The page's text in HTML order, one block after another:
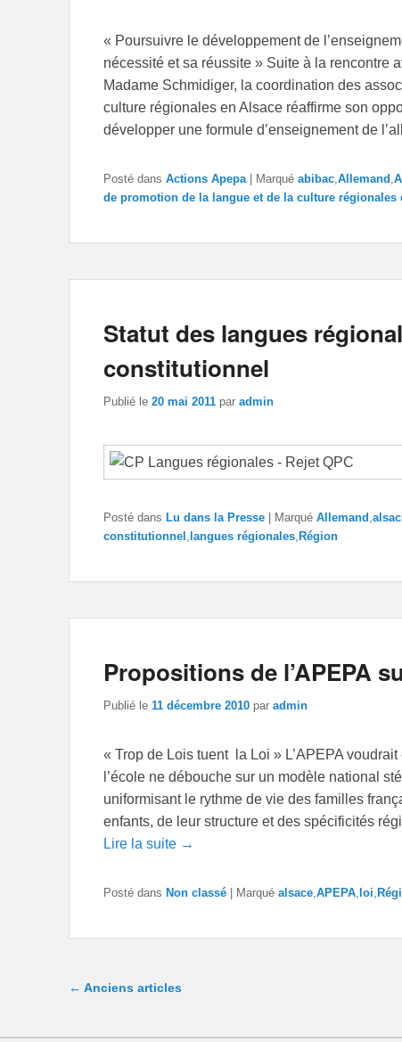
« Poursuivre le développement de
nécessité et sa réussite » Suite à la rencontre
Madame Schmidiger, la coordination des
culture régionales en Alsace réaffirme son
développer une formule d’enseignement de
Posté dans Actions Apepa Marqué abibac,Allemand ,
de promotion de la langue et de la culture régionales
Statut des langues
constitutionnel
Publié le 20 mai 2011 par admin
Posté dans Lu dans la Presse Marqué Allemand ,
constitutionnel , langues régionales, Région
Propositions de l’APEPA
Publié le 11 décembre 2010 par admin
« Trop de Lois tuent la Loi » L’APEPA
l’école ne débouche sur un modèle national
uniformisant le rythme de vie des familles
enfants, de leur structure et des spécificités
Lire la suite →
Posté dans Non classé Marqué alsace,APEPA, loi,
Navigation dans les articles
← Anciens articles